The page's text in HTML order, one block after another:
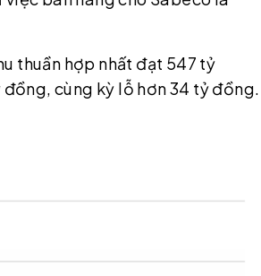
thuần hợp nhất đạt 547 tỷ
cùng kỳ lỗ hơn 34 tỷ đồng.